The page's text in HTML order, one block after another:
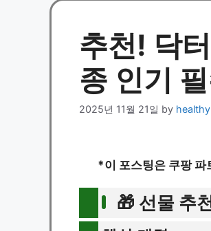
추천! 닥
종 인기
2025년 11월 21일 by
*이 포스팅은 쿠팡 파
🎁 선물 추